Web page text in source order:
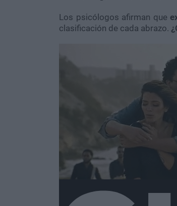
Los psicólogos afirman que
clasificación de cada abrazo.